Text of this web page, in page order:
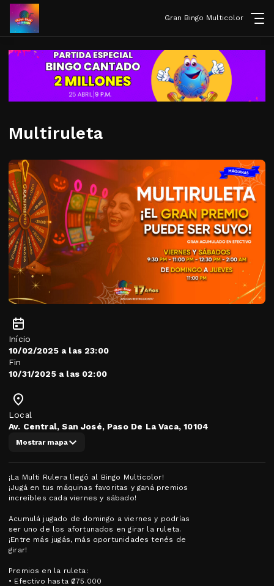
Gran Bingo Multicolor
Multiruleta
Início
10/02/2025 a las 23:00
Fin
10/31/2025 a las 02:00
Local
Av. Central, San José, Paso De La Vaca, 10104
Mostrar mapa
¡La Multi Rulera llegó al Bingo Multicolor!
¡Jugá en tus máquinas favoritas y ganá premios
increíbles cada viernes y sábado!
Acumulá jugado de domingo a viernes y podrías
ser uno de los afortunados en girar la ruleta.
¡Entre más jugás, más oportunidades tenés de
girar!
Premios en la ruleta:
• Efectivo hasta ₡75.000